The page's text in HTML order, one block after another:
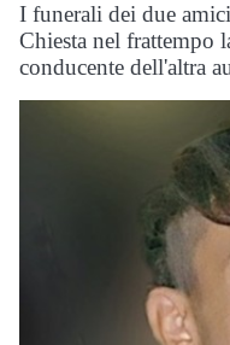
I funerali dei due
Chiesta nel frattempo
conducente dell'altra